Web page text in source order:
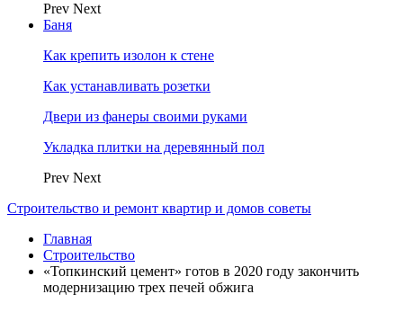
Prev Next
Баня
Как крепить изолон к стене
Как устанавливать розетки
Двери из фанеры своими руками
Укладка плитки на деревянный пол
Prev Next
Строительство и ремонт квартир и домов советы
Главная
Строительство
«Топкинский цемент» готов в 2020 году закончить
модернизацию трех печей обжига